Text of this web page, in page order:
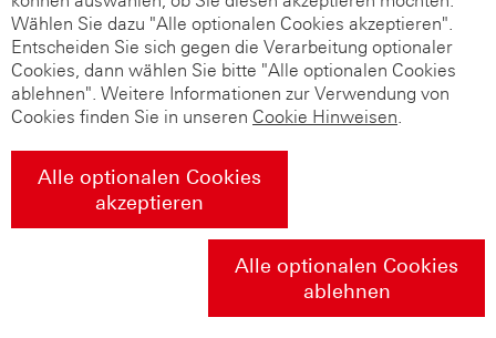
Wählen Sie dazu "Alle optionalen Cookies akzeptieren".
Entscheiden Sie sich gegen die Verarbeitung optionaler
Cookies, dann wählen Sie bitte "Alle optionalen Cookies
ablehnen". Weitere Informationen zur Verwendung von
Cookies finden Sie in unseren Cookie Hinweisen.
Alle optionalen Cookies
akzeptieren
Alle optionalen Cookies
ablehnen